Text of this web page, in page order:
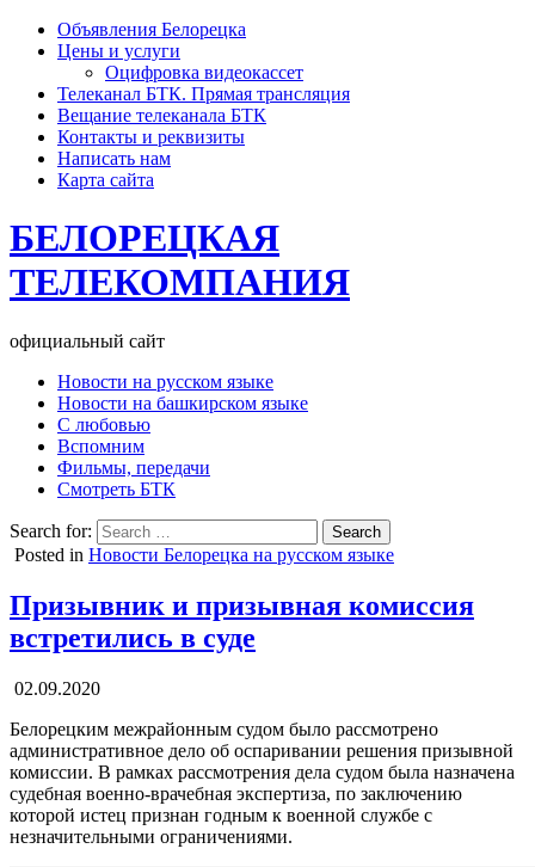
Объявления Белорецка
Цены и услуги
Оцифровка видеокассет
Телеканал БТК. Прямая трансляция
Вещание телеканала БТК
Контакты и реквизиты
Написать нам
Карта сайта
БЕЛОРЕЦКАЯ
ТЕЛЕКОМПАНИЯ
официальный сайт
Новости на русском языке
Новости на башкирском языке
С любовью
Вспомним
Фильмы, передачи
Смотреть БТК
Search for:
Posted in Новости Белорецка на русском языке
Призывник и призывная комиссия
встретились в суде
02.09.2020
Белорецким межрайонным судом было рассмотрено
административное дело об оспаривании решения призывной
комиссии. В рамках рассмотрения дела судом была назначена
судебная военно-врачебная экспертиза, по заключению
которой истец признан годным к военной службе с
незначительными ограничениями.